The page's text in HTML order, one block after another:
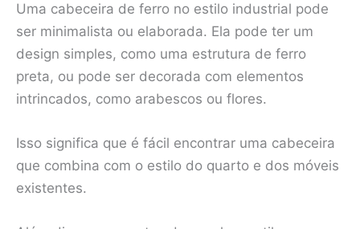
Uma cabeceira de ferro no estilo industrial pode
ser minimalista ou elaborada. Ela pode ter um
design simples, como uma estrutura de ferro
preta, ou pode ser decorada com elementos
intrincados, como arabescos ou flores.
Isso significa que é fácil encontrar uma cabeceira
que combina com o estilo do quarto e dos móveis
existentes.